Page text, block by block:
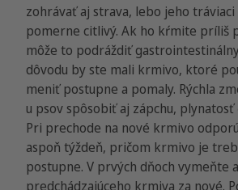
zohrávať aj strava, lebo jeho
pomerne citlivý. Ak ho kŕmite príliš
môže to podráždiť
dôvodu by ste mali krmivo, ktoré
meniť postupne a pomaly. Rýchla
u psov spôsobiť aj zápchu, plynatosť
Pri prechode na nové krmivo
aspoň týždeň, pričom krmivo je
postupne. V prvých dňoch vymeňte
predchádzajúceho krmiva za nové.